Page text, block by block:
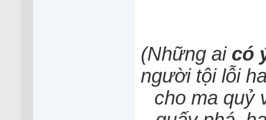
(Những ai có
người tội lỗi
cho ma quỷ